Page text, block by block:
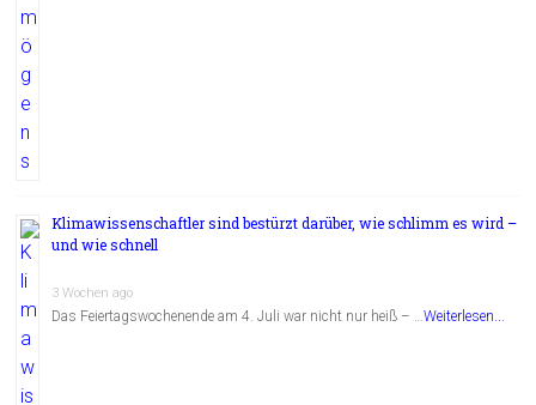
Klimawissenschaftler sind bestürzt darüber, wie schlimm es wird –
und wie schnell
3 Wochen ago
Das Feiertagswochenende am 4. Juli war nicht nur heiß – …Weiterlesen...